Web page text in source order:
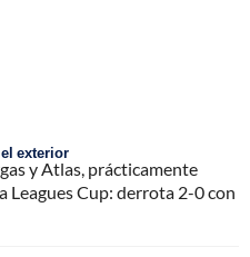
exterior
y Atlas, prácticamente
Leagues Cup: derrota 2-0 con